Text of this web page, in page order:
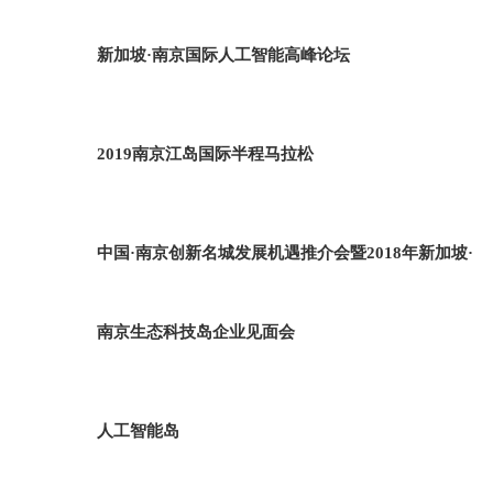
新加坡·南京国际人工智能高峰论坛
2019南京江岛国际半程马拉松
中国·南京创新名城发展机遇推介会暨2018年新加坡·
南京生态科技岛企业见面会
人工智能岛